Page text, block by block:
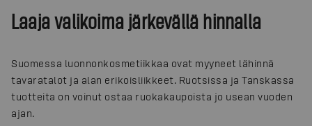
Laaja valikoima järkevällä hinnalla
Suomessa luonnonkosmetiikkaa ovat myyneet lähinnä
tavaratalot ja alan erikoisliikkeet. Ruotsissa ja Tanskassa
tuotteita on voinut ostaa ruokakaupoista jo usean vuoden
ajan.